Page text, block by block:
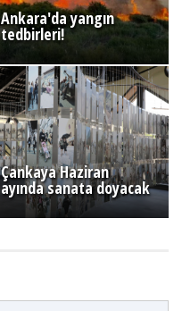
Ankara'da yangın
tedbirleri!
Çankaya Haziran
ayında sanata doyacak